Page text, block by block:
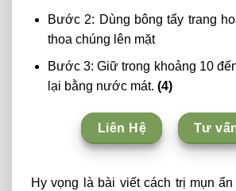
Bước 2: Dùng bông tẩy trang
thoa chúng lên mặt
Bước 3: Giữ trong khoảng 10
lại bằng nước mát. (4)
Liên Hệ Tư
Hy vọng là bài viết cách trị mụn